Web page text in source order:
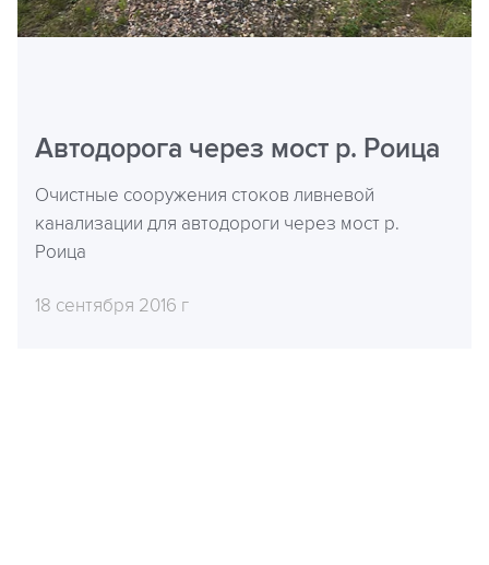
Автодорога через мост р. Роица
Очистные сооружения стоков ливневой
канализации для автодороги через мост р.
Роица
18 сентября 2016 г